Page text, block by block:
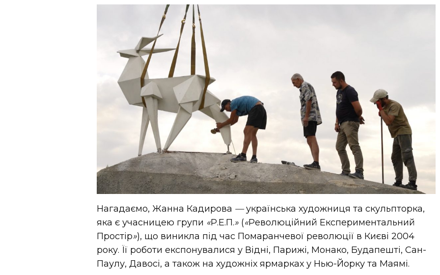
Нагадаємо, Жанна Кадирова —українська художниця та скульпторка,
яка є учасницею групи «Р.Е.П.» («Революційний Експериментальний
Простір»), що виникла під час Помаранчевої революції в Києві 2004
року. Її роботи експонувалися у Відні, Парижі, Монако, Будапешті, Сан-
Паулу, Давосі, а також на художніх ярмарках у Нью-Йорку та Маямі.